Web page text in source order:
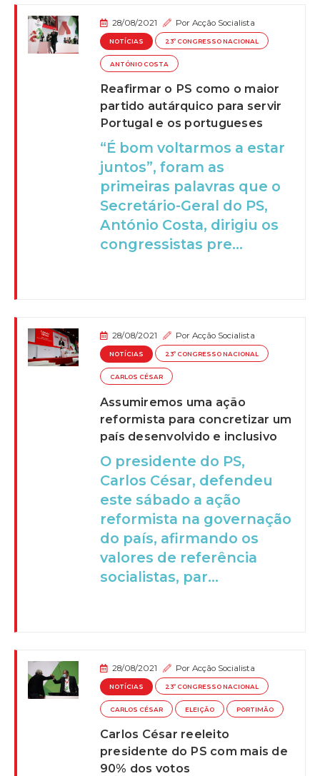
28/08/2021 PorAcção Socialista
NOTÍCIAS 23º CONGRESSO NACIONAL
ANTÓNIO COSTA
Reafirmar o PS como o maior
partido autárquico para servir
Portugal e os portugueses
“É bom voltarmos a estar
juntos”, foram as
primeiras palavras que o
Secretário-Geral do PS,
António Costa, dirigiu os
congressistas pre...
28/08/2021 PorAcção Socialista
NOTÍCIAS 23º CONGRESSO NACIONAL
CARLOS CÉSAR
Assumiremos uma ação
reformista para concretizar um
país desenvolvido e inclusivo
O presidente do PS,
Carlos César, defendeu
este sábado a ação
reformista na governação
do país, afirmando os
valores de referência
socialistas, par...
28/08/2021 PorAcção Socialista
NOTÍCIAS 23º CONGRESSO NACIONAL
CARLOS CÉSAR ELEIÇÃO PORTIMÃO
Carlos César reeleito
presidente do PS com mais de
90% dos votos